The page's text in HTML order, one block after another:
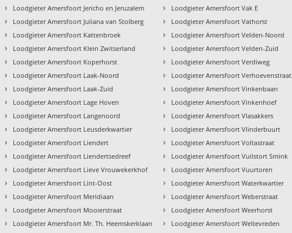
› Loodgieter Amersfoort Jericho en Jeruzalem
› Loodgieter Amersfoort Juliana van Stolberg
› Loodgieter Amersfoort Kattenbroek
› Loodgieter Amersfoort Klein Zwitserland
› Loodgieter Amersfoort Koperhorst
› Loodgieter Amersfoort Laak-Noord
› Loodgieter Amersfoort Laak-Zuid
› Loodgieter Amersfoort Lage Hoven
› Loodgieter Amersfoort Langenoord
› Loodgieter Amersfoort Leusderkwartier
› Loodgieter Amersfoort Liendert
› Loodgieter Amersfoort Liendertsedreef
› Loodgieter Amersfoort Lieve Vrouwekerkhof
› Loodgieter Amersfoort Lint-Oost
› Loodgieter Amersfoort Meridiaan
› Loodgieter Amersfoort Mooierstraat
› Loodgieter Amersfoort Mr. Th. Heemskerklaan
› Loodgieter Amersfoort Vak E
› Loodgieter Amersfoort Vathorst
› Loodgieter Amersfoort Velden-Noord
› Loodgieter Amersfoort Velden-Zuid
› Loodgieter Amersfoort Verdiweg
› Loodgieter Amersfoort Verhoevenstraat
› Loodgieter Amersfoort Vinkenbaan
› Loodgieter Amersfoort Vinkenhoef
› Loodgieter Amersfoort Vlasakkers
› Loodgieter Amersfoort Vlinderbuurt
› Loodgieter Amersfoort Voltastraat
› Loodgieter Amersfoort Vuilstort Smink
› Loodgieter Amersfoort Vuurtoren
› Loodgieter Amersfoort Waterkwartier
› Loodgieter Amersfoort Weberstraat
› Loodgieter Amersfoort Weerhorst
› Loodgieter Amersfoort Weltevreden